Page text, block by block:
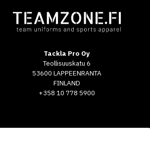
Tackla Pro Oy
Teollisuuskatu 6
53600 LAPPEENRANTA
FINLAND
+358 10 778 5900